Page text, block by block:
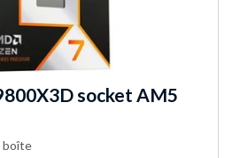
socket AM5
boîte